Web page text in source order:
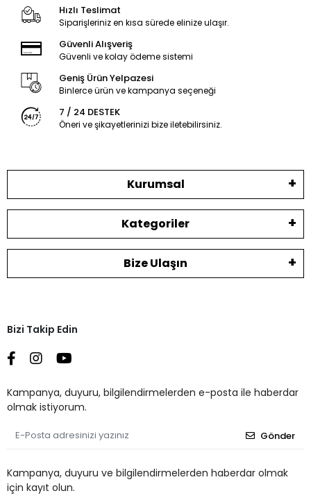
Hızlı Teslimat
Siparişleriniz en kısa sürede elinize ulaşır.
Güvenli Alışveriş
Güvenli ve kolay ödeme sistemi
Geniş Ürün Yelpazesi
Binlerce ürün ve kampanya seçeneği
7 / 24 DESTEK
Öneri ve şikayetlerinizi bize iletebilirsiniz.
Kurumsal
Kategoriler
Bize Ulaşın
Bizi Takip Edin
Kampanya, duyuru, bilgilendirmelerden e-posta ile haberdar
olmak istiyorum.
Gönder
Kampanya, duyuru ve bilgilendirmelerden haberdar olmak
için kayıt olun.